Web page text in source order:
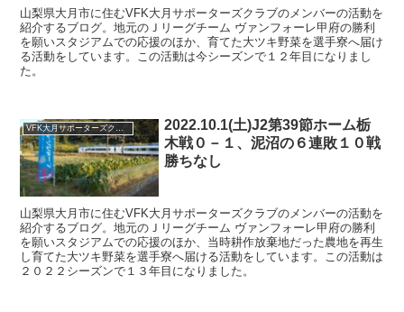
山梨県大月市に住むVFK大月サポーターズクラブのメンバーの活動を
紹介するブログ。地元のＪリーグチーム ヴァンフォーレ甲府の勝利
を願いスタジアムでの応援のほか、育てた大ツキ野菜を選手寮へ届け
る活動をしています。この活動は今シーズンで１２年目になりまし
た。
2022.10.1(土)J2第39節ホーム栃
木戦０－１、泥沼の６連敗１０戦
勝ちなし
山梨県大月市に住むVFK大月サポーターズクラブのメンバーの活動を
紹介するブログ。地元のＪリーグチーム ヴァンフォーレ甲府の勝利
を願いスタジアムでの応援のほか、当時耕作放棄地だった農地を再生
し育てた大ツキ野菜を選手寮へ届ける活動をしています。この活動は
２０２２シーズンで１３年目になりました。